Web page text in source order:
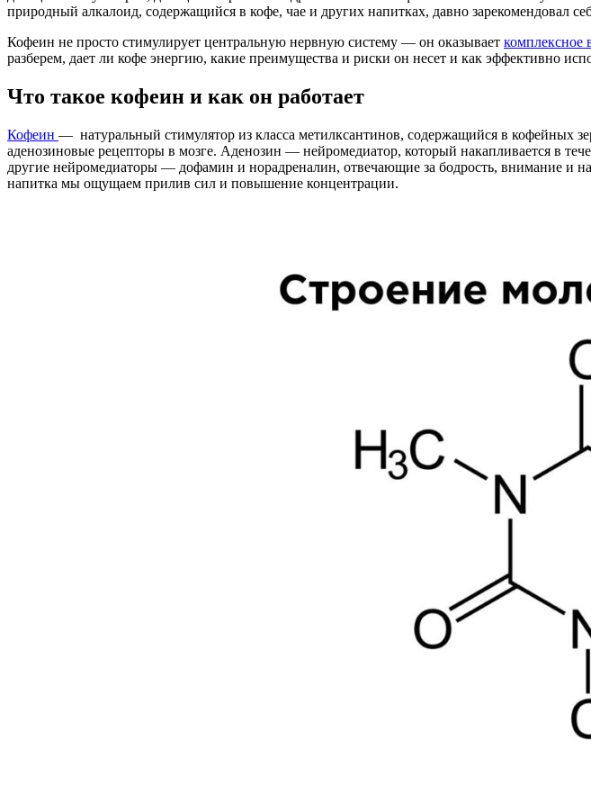
природный алкалоид, содержащийся в кофе, чае и других напитках, давно зарекомендовал
Кофеин не просто стимулирует центральную нервную систему — он оказывает комплексное
разберем, дает ли кофе энергию, какие преимущества и риски он несет и как эффективно
Что такое кофеин и как он работает
Кофеин — натуральный стимулятор из класса метилксантинов, содержащийся в кофейных
аденозиновые рецепторы в мозге. Аденозин — нейромедиатор, который накапливается в
другие нейромедиаторы — дофамин и норадреналин, отвечающие за бодрость, внимание и
напитка мы ощущаем прилив сил и повышение концентрации.